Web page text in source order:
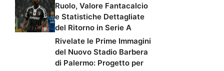
Ruolo, Valore Fantacalcio
e Statistiche Dettagliate
del Ritorno in Serie A
Rivelate le Prime Immagini
del Nuovo Stadio Barbera
di Palermo: Progetto per